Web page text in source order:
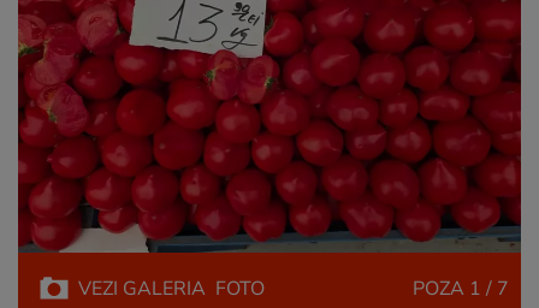
VEZI GALERIA FOTO POZA 1 / 7